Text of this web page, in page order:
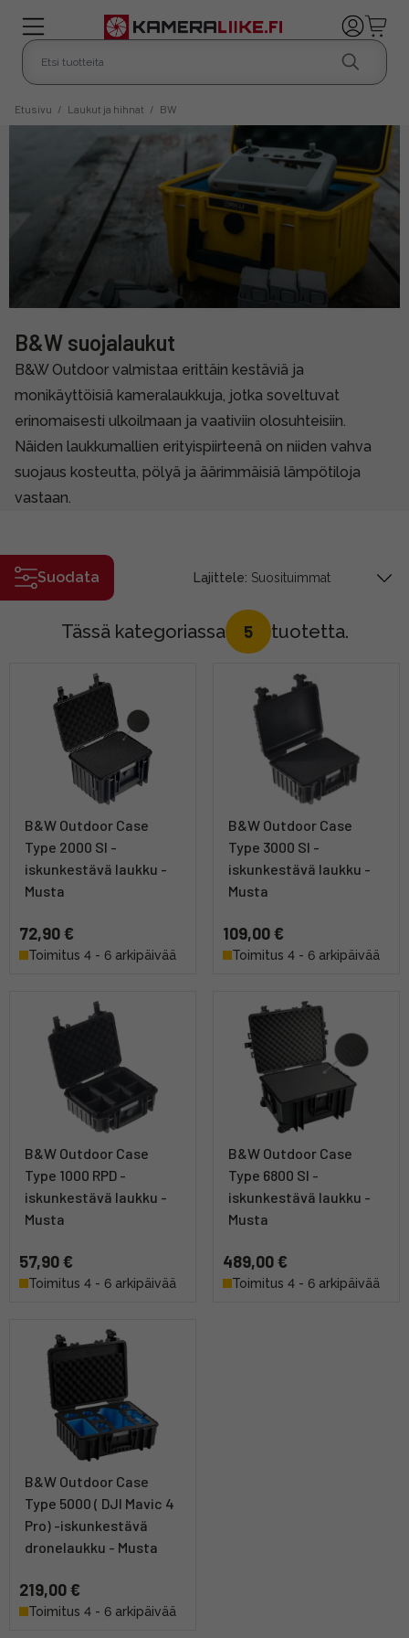
Etusivu / Laukut ja hihnat / BW
B&W suojalaukut
B&W Outdoor valmistaa erittäin kestäviä ja
monikäyttöisiä kameralaukkuja, jotka soveltuvat
erinomaisesti ulkoilmaan ja vaativiin olosuhteisiin.
Näiden laukkumallien erityispiirteenä on niiden vahva
suojaus kosteutta, pölyä ja äärimmäisiä lämpötiloja
vastaan.
Suodata Lajittele:
Tässä kategoriassa 5 tuotetta.
B&W Outdoor Case
Type 2000 SI -
iskunkestävä laukku -
Musta
72,90 €
Toimitus 4 - 6 arkipäivää
B&W Outdoor Case
Type 3000 SI -
iskunkestävä laukku -
Musta
109,00 €
Toimitus 4 - 6 arkipäivää
B&W Outdoor Case
Type 1000 RPD -
iskunkestävä laukku -
Musta
57,90 €
Toimitus 4 - 6 arkipäivää
B&W Outdoor Case
Type 6800 SI -
iskunkestävä laukku -
Musta
489,00 €
Toimitus 4 - 6 arkipäivää
B&W Outdoor Case
Type 5000 ( DJI Mavic 4
Pro) -iskunkestävä
dronelaukku - Musta
219,00 €
Toimitus 4 - 6 arkipäivää